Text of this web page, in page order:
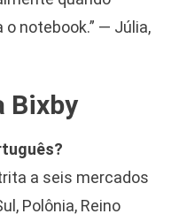
notebook.” — Júlia,
Bixby
a seis mercados
Polônia, Reino